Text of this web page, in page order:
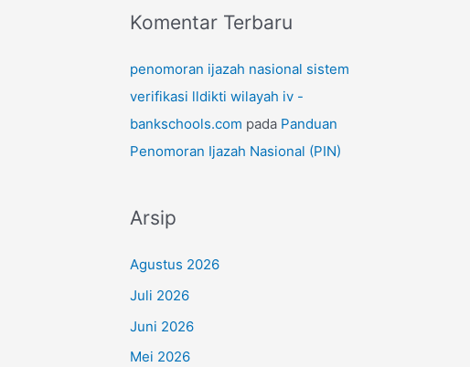
Komentar Terbaru
penomoran ijazah nasional sistem
verifikasi lldikti wilayah iv -
bankschools.com pada Panduan
Penomoran Ijazah Nasional (PIN)
Arsip
Agustus 2026
Juli 2026
Juni 2026
Mei 2026